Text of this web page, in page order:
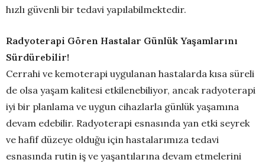
hızlı güvenli bir tedavi yapılabilmektedir.
Radyoterapi Gören Hastalar Günlük Yaşamlarını
Sürdürebilir!
Cerrahi ve kemoterapi uygulanan hastalarda kısa süreli
de olsa yaşam kalitesi etkilenebiliyor, ancak radyoterapi
iyi bir planlama ve uygun cihazlarla günlük yaşamına
devam edebilir. Radyoterapi esnasında yan etki seyrek
ve hafif düzeye olduğu için hastalarımıza tedavi
esnasında rutin iş ve yaşantılarına devam etmelerini